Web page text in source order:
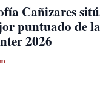
Cañizares
puntuado de
2026